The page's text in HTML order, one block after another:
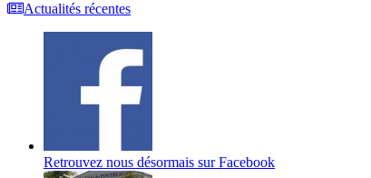
Actualités récentes
Retrouvez nous désormais sur Facebook